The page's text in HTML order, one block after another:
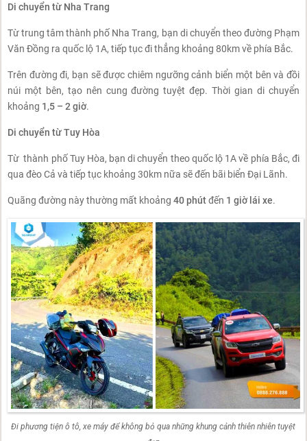
Di chuyển từ Nha Trang
Từ trung tâm thành phố Nha Trang, bạn di chuyển theo đường Phạm
Văn Đồng ra quốc lộ 1A, tiếp tục đi thẳng khoảng 80km về phía Bắc.
Trên đường đi, bạn sẽ được chiêm ngưỡng cảnh biển một bên và đồi
núi một bên, tạo nên cung đường tuyệt đẹp. Thời gian di chuyển
khoảng 1,5 – 2 giờ.
Di chuyển từ Tuy Hòa
Từ thành phố Tuy Hòa, bạn di chuyển theo quốc lộ 1A về phía Bắc, đi
qua đèo Cả và tiếp tục khoảng 30km nữa sẽ đến bãi biển Đại Lãnh.
Quãng đường này thường mất khoảng40 phútđến 1 giờ lái xe.
Đi phương tiện ô tô, xe máy để không bỏ qua những khung cảnh thiên nhiên tuyệt